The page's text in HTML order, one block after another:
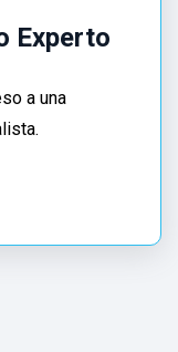
Experto
a una